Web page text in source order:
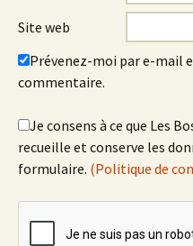
Site web
Prévenez-moi par e-mail
commentaire.
Je consens à ce que Les
recueille et conserve les
formulaire. (Politique de